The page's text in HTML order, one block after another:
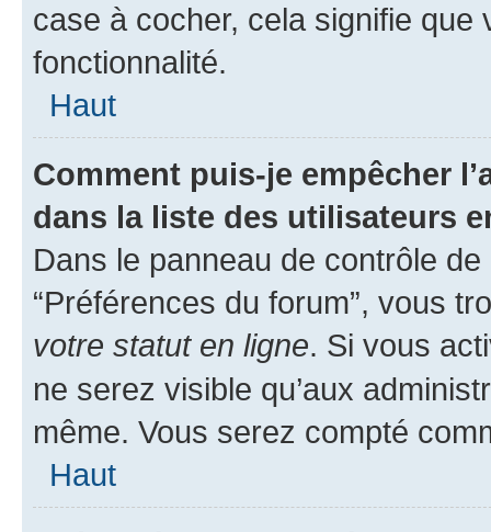
case à cocher, cela signifie
fonctionnalité.
Haut
Comment puis-je empêcher
dans la liste des utilisateurs
Dans le panneau de contrôle
“Préférences du forum”, vous
votre statut en ligne. Si vous
ne serez visible qu’aux
même. Vous serez compté
Haut